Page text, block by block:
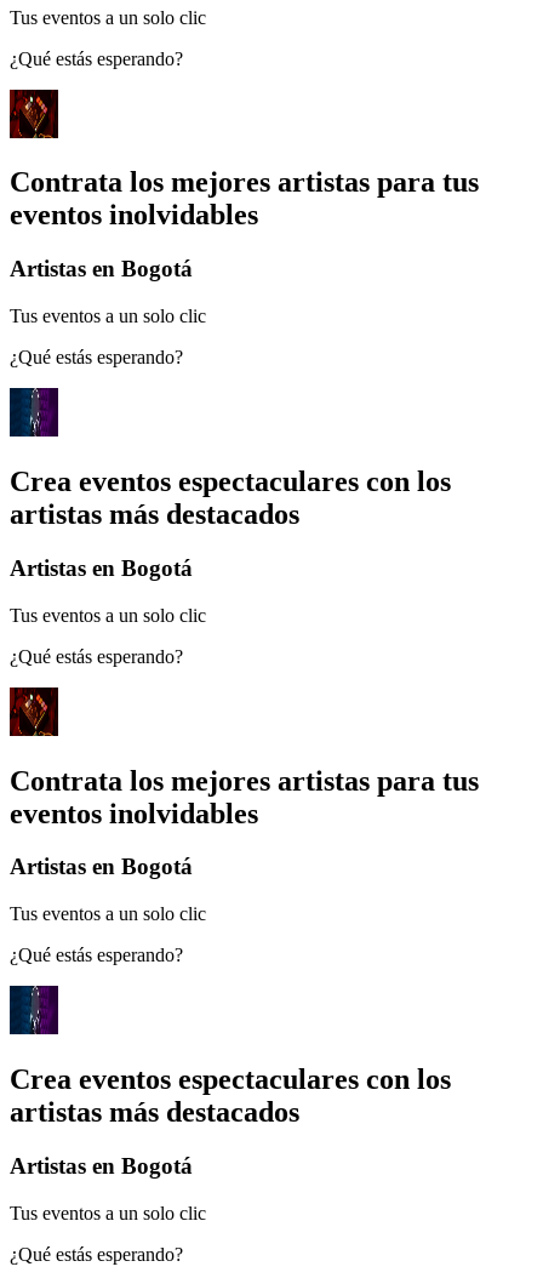
Tus eventos a un solo clic
¿Qué estás esperando?
Contrata los mejores artistas para tus
eventos inolvidables
Artistas en Bogotá
Tus eventos a un solo clic
¿Qué estás esperando?
Crea eventos espectaculares con los
artistas más destacados
Artistas en Bogotá
Tus eventos a un solo clic
¿Qué estás esperando?
Contrata los mejores artistas para tus
eventos inolvidables
Artistas en Bogotá
Tus eventos a un solo clic
¿Qué estás esperando?
Crea eventos espectaculares con los
artistas más destacados
Artistas en Bogotá
Tus eventos a un solo clic
¿Qué estás esperando?